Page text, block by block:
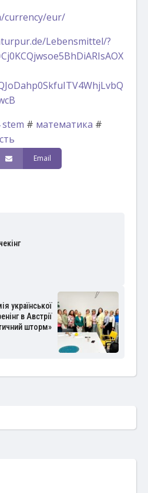
currency/eur/
Lebensmittel/?
stem # математика #
Email
в Австрії
шторм»